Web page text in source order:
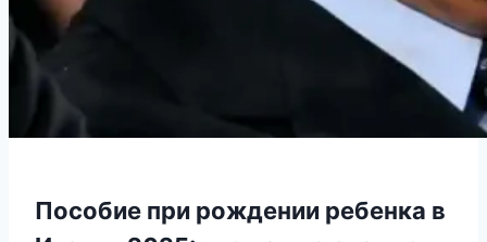
Пособие при рождении ребенка в